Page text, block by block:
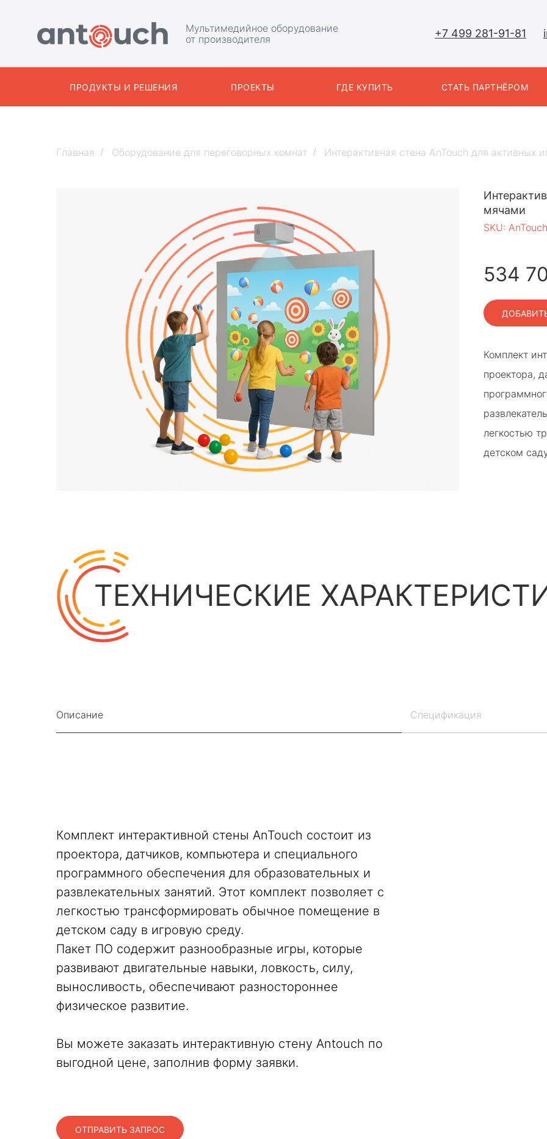
Мультимедийное оборудование
от производителя
+7 499 281-91-81
ПРОЕКТЫ ГДЕ КУПИТЬ СТАТЬ ПАРТНЁРОМ
ПРОДУКТЫ И РЕШЕНИЯ
Главная / Оборудование для переговорных комнат / Интерактивная стена AnTouch для активных
мячами
SKU:
534
Комплект
проектора,
легкостью
детском
ТЕХНИЧЕСКИЕ
Описание Спецификация
Комплект интерактивной стены AnTouch состоит из
проектора, датчиков, компьютера и специального
программного обеспечения для образовательных и
развлекательных занятий. Этот комплект позволяет с
легкостью трансформировать обычное помещение в
детском саду в игровую среду.
Пакет ПО содержит разнообразные игры, которые
развивают двигательные навыки, ловкость, силу,
выносливость, обеспечивают разностороннее
физическое развитие.
Вы можете заказать интерактивную стену Antouch по
выгодной цене, заполнив форму заявки.
ОТПРАВИТЬ ЗАПРОС